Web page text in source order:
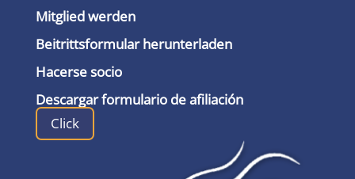
Mitglied werden
Beitrittsformular herunterladen
Hacerse socio
Descargar formulario de afiliación
Click